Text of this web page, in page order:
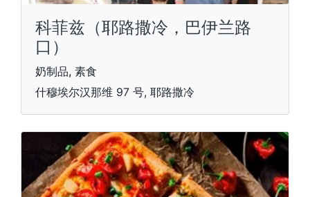
科菲兹（耶路撒冷，巴伊兰路
口）
奶制品, 素食
什穆埃尔汉那维 97 号, 耶路撒冷